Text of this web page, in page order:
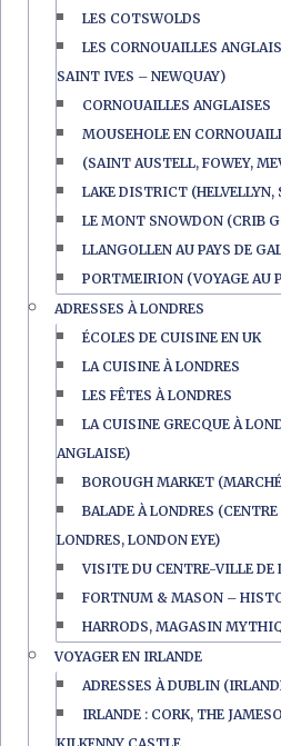
LES COTSWOLDS
LES CORNOUAILLES
SAINT IVES – NEWQUAY)
CORNOUAILLES ANGLAISES
MOUSEHOLE EN
(SAINT AUSTELL, FOWEY,
LAKE DISTRICT (HELVELLYN,
LE MONT SNOWDON (CRIB
LLANGOLLEN AU PAYS DE
PORTMEIRION (VOYAGE AU
ADRESSES À LONDRES
ÉCOLES DE CUISINE EN UK
LA CUISINE À LONDRES
LES FÊTES À LONDRES
LA CUISINE GRECQUE À
ANGLAISE)
BOROUGH MARKET
BALADE À LONDRES
LONDRES, LONDON EYE)
VISITE DU CENTRE-VILLE DE
FORTNUM & MASON –
HARRODS, MAGASIN
VOYAGER EN IRLANDE
ADRESSES À DUBLIN
IRLANDE : CORK, THE